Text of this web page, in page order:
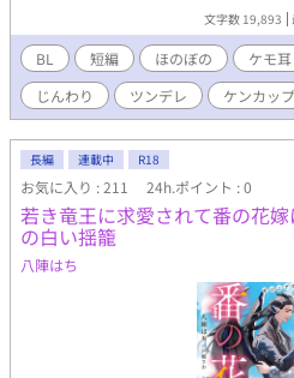
文字数 19,893
BL 短編 ほのぼの ケモ耳
じんわり
ツンデレ ケンカッ
長編 連載中 R18
お気に入り : 211 24h.ポイント : 0
若き竜王に求愛されて番の花
の白い揺籠
八陣はち